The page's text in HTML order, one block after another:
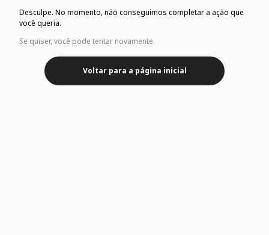
Desculpe. No momento, não conseguimos completar a ação que
você queria.
Se quiser, você pode tentar novamente.
Voltar para a página inicial